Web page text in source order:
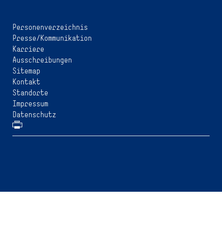
Personenverzeichnis
Presse/Kommunikation
Karriere
Ausschreibungen
Sitemap
Kontakt
Standorte
Impressum
Datenschutz